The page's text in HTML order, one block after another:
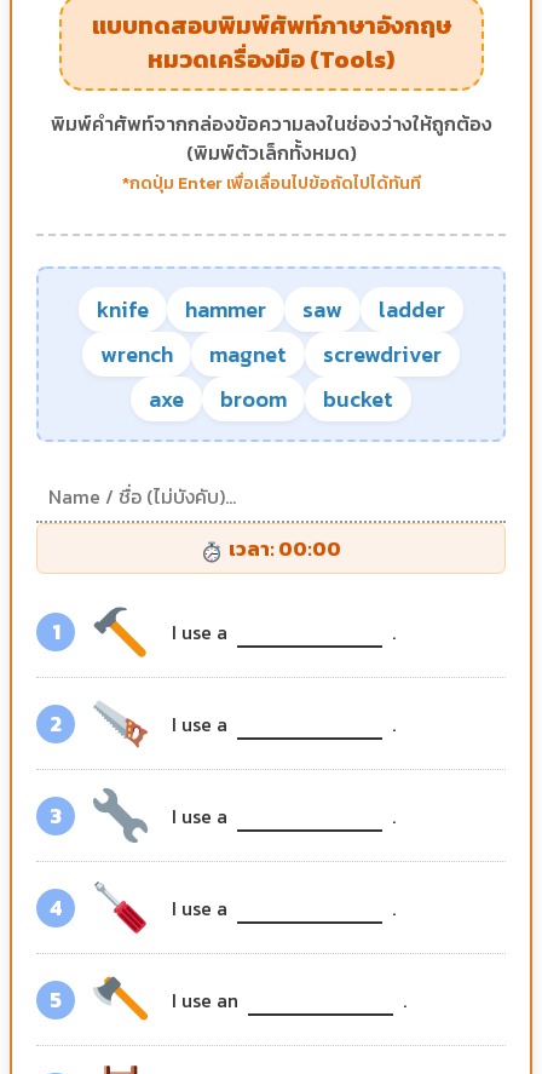
แบบทดสอบพิมพ์ศัพท์ภาษาอังกฤษ
หมวดเครื่องมือ (Tools)
พิมพ์คำศัพท์จากกล่องข้อความลงในช่องว่างให้ถูกต้อง
(พิมพ์ตัวเล็กทั้งหมด)
*กดปุ่ม Enter เพื่อเลื่อนไปข้อถัดไปได้ทันที
knife hammer saw
ladder
wrench
magnet
screwdriver
axe
broom bucket
เวลา: 00:00
1 I use a .
2 I use a .
3 I use a .
4 I use a .
5 I use an .